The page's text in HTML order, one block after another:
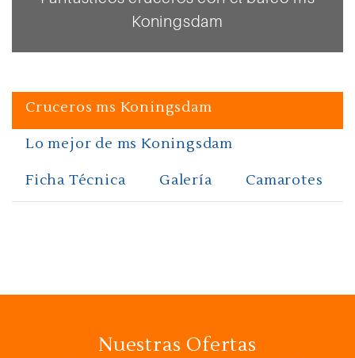
Koningsdam
Cruceros ms Koningsdam
Lo mejor de ms Koningsdam
Ficha Técnica
Galería Camarotes
Nuestras Ofertas